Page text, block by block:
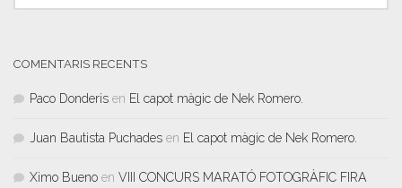
COMENTARIS RECENTS
Paco Donderis en El capot màgic de Nek Romero.
Juan Bautista Puchades en El capot màgic de Nek Romero.
Ximo Bueno en VIII CONCURS MARATÓ FOTOGRÀFIC FIRA